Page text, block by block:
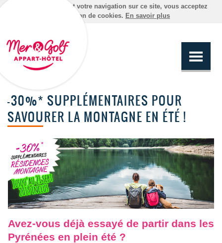
En poursuivant votre navigation sur ce site, vous acceptez
l'utilisation de cookies. En savoir plus
-30%* SUPPLÉMENTAIRES POUR
SAVOURER LA MONTAGNE EN ÉTÉ !
Avez-vous déjà essayé de partir dans les
Pyrénées en plein été ?